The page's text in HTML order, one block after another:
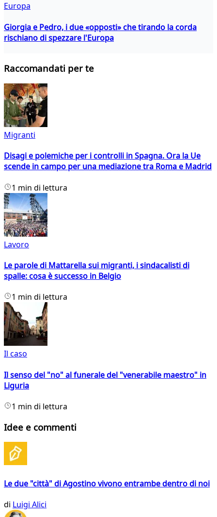
Europa
Giorgia e Pedro, i due «opposti» che tirando la corda
rischiano di spezzare l'Europa
Raccomandati per te
Migranti
Disagi e polemiche per i controlli in Spagna. Ora la Ue
scende in campo per una mediazione tra Roma e Madrid
1 min di lettura
Lavoro
Le parole di Mattarella sui migranti, i sindacalisti di
spalle: cosa è successo in Belgio
1 min di lettura
Il caso
Il senso del "no" al funerale del "venerabile maestro" in
Liguria
1 min di lettura
Idee e commenti
Le due "città" di Agostino vivono entrambe dentro di noi
di Luigi Alici